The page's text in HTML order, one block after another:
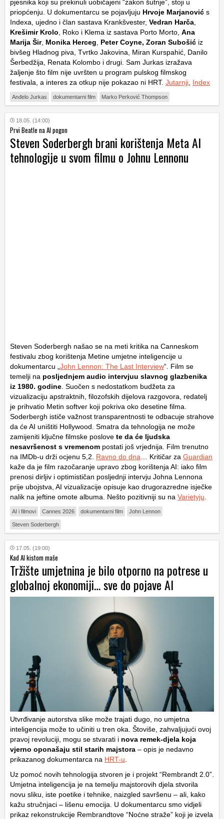
pjesnika koji su prekinuli uobičajeni “zakon šutnje”, stoji u
priopćenju. U dokumentarcu se pojavljuju Hrvoje Marjanović s
Indexa, ujedno i član sastava Krankšvester, Vedran Harča,
Krešimir Krolo, Roko i Klema iz sastava Porto Morto, Ana
Marija Šir, Monika Herceg, Peter Coyne, Zoran Subošić iz
bivšeg Hladnog piva, Tvrtko Jakovina, Miran Kurspahić, Danilo
Šerbedžija, Renata Kolombo i drugi. Sam Jurkas izražava
žaljenje što film nije uvršten u program pulskog filmskog
festivala, a interes za otkup nije pokazao ni HRT. Jutarnji, Index
Anđelo Jurkas dokumentarni film Marko Perković Thompson
18.05. (14:00)
Prvi Beatle na AI pogon
Steven Soderbergh brani korištenja Meta AI
tehnologije u svom filmu o Johnu Lennonu
Steven Soderbergh našao se na meti kritika na Canneskom
festivalu zbog korištenja Metine umjetne inteligencije u
dokumentarcu „ John Lennon: The Last Interview“. Film se
temelji na posljednjem audio intervjuu slavnog glazbenika
iz 1980. godine . Suočen s nedostatkom budžeta za
vizualizaciju apstraktnih, filozofskih dijelova razgovora, redatelj
je prihvatio Metin softver koji pokriva oko desetine filma.
Soderbergh ističe važnost transparentnosti te odbacuje strahove
da će AI uništiti Hollywood. Smatra da tehnologija ne može
zamijeniti ključne filmske poslove te da će ljudska
nesavršenost s vremenom postati još vrjednija. Film trenutno
na IMDb-u drži ocjenu 5,2. Ravno do dna … Kritičar za Guardian
kaže da je film razočaranje upravo zbog korištenja AI: iako film
prenosi dirljiv i optimističan posljednji intervju Johna Lennona
prije ubojstva, AI vizualizacije opisuje kao drugorazredne isječke
nalik na jeftine omote albuma. Nešto pozitivniji su na Varietyju
AI i filmovi Cannes 2026 dokumentarni film John Lennon
Steven Soderbergh
17.05. (19:00)
Kad AI kistom maše
Tržište umjetnina je bilo otporno na potrese u
globalnoj ekonomiji… sve do pojave AI
Utvrđivanje autorstva slike može trajati dugo, no umjetna
inteligencija može to učiniti u tren oka. Štoviše, zahvaljujući ovoj
pravoj revoluciji, mogu se stvarati i nova remek-djela koja
vjerno oponašaju stil starih majstora – opis je nedavno
prikazanog dokumentarca na HRT-u
Uz pomoć novih tehnologija stvoren je i projekt “Rembrandt 2.0”.
Umjetna inteligencija je na temelju majstorovih djela stvorila
novu sliku, iste poetike i tehnike, naizgled savršenu – ali, kako
kažu stručnjaci – lišenu emocija. U dokumentarcu smo vidjeli
prikaz rekonstrukcije Rembrandtove “Noćne straže” koji je izvela